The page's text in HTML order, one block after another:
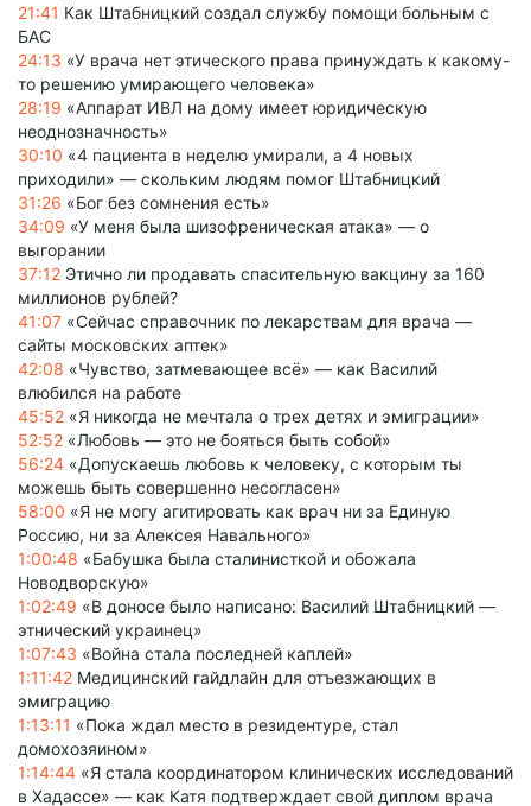
21:41 Как Штабницкий создал службу помощи больным с
БАС
24:13 «У врача нет этического права принуждать к какому-
то решению умирающего человека»
28:19 «Аппарат ИВЛ на дому имеет юридическую
неоднозначность»
30:10 «4 пациента в неделю умирали, а 4 новых
приходили» — скольким людям помог Штабницкий
31:26 «Бог без сомнения есть»
34:09 «У меня была шизофреническая атака» — о
выгорании
37:12 Этично ли продавать спасительную вакцину за 160
миллионов рублей?
41:07 «Сейчас справочник по лекарствам для врача —
сайты московских аптек»
42:08 «Чувство, затмевающее всё» — как Василий
влюбился на работе
45:52 «Я никогда не мечтала о трех детях и эмиграции»
52:52 «Любовь — это не бояться быть собой»
56:24 «Допускаешь любовь к человеку, с которым ты
можешь быть совершенно несогласен»
58:00 «Я не могу агитировать как врач ни за Единую
Россию, ни за Алексея Навального»
1:00:48 «Бабушка была сталинисткой и обожала
Новодворскую»
1:02:49 «В доносе было написано: Василий Штабницкий —
этнический украинец»
1:07:43 «Война стала последней каплей»
1:11:42 Медицинский гайдлайн для отъезжающих в
эмиграцию
1:13:11 «Пока ждал место в резидентуре, стал
домохозяином»
1:14:44 «Я стала координатором клинических исследований
в Хадассе» — как Катя подтверждает свой диплом врача